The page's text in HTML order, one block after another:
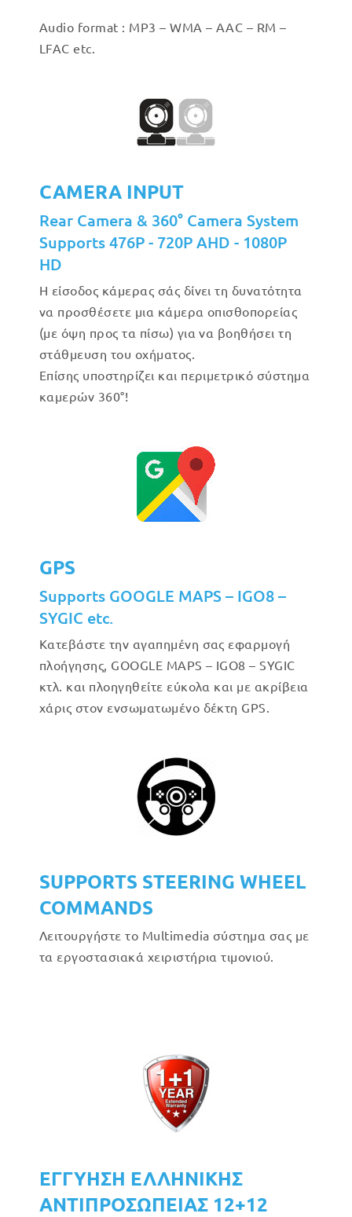
Audio format : MP3 – WMA – AAC – RM –
LFAC etc.
CAMERA INPUT
Rear Camera & 360° Camera System
Supports 476P - 720P AHD - 1080P
HD
Η είσοδος κάμερας σάς δίνει τη δυνατότητα
να προσθέσετε μια κάμερα οπισθοπορείας
(με όψη προς τα πίσω) για να βοηθήσει τη
στάθμευση του οχήματος.
Επίσης υποστηρίζει και περιμετρικό σύστημα
καμερών 360°!
GPS
Supports GOOGLE MAPS – IGO8 –
SYGIC etc.
Κατεβάστε την αγαπημένη σας εφαρμογή
πλοήγησης, GOOGLE MAPS – IGO8 – SYGIC
κτλ. και πλοηγηθείτε εύκολα και με ακρίβεια
χάρις στον ενσωματωμένο δέκτη GPS.
SUPPORTS STEERING WHEEL
COMMANDS
Λειτουργήστε το Multimedia σύστημα σας με
τα εργοστασιακά χειριστήρια τιμονιού.
ΕΓΓΥΗΣΗ ΕΛΛΗΝΙΚΗΣ
ΑΝΤΙΠΡΟΣΩΠΕΙΑΣ 12+12